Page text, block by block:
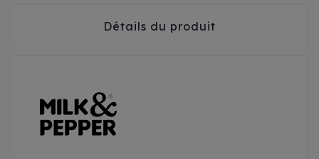
Détails du produit